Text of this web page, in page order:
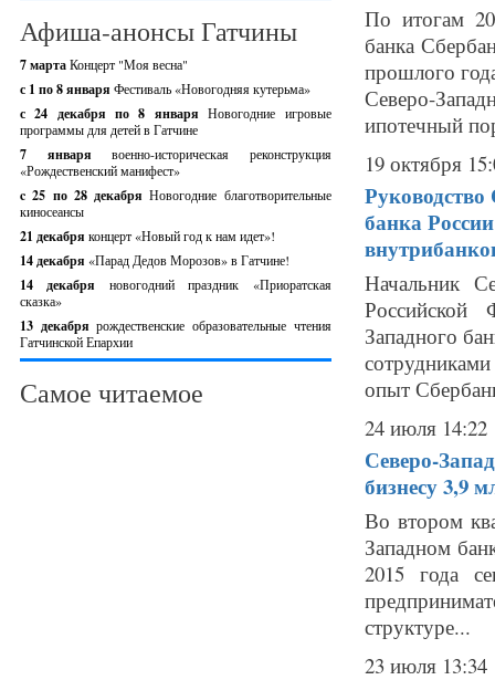
Афиша-анонсы Гатчины
7 мартаКонцерт "Моя весна"
с 1 по 8 января Фестиваль «Новогодняя кутерьма»
с 24 декабря по 8 январяНовогодние игровые
программы для детей в Гатчине
7 январявоенно-историческая реконструкция
«Рождественский манифест»
c 25 по 28 декабряНовогодние благотворительные
киносеансы
21 декабря концерт «Новый год к нам идет»!
14 декабря «Парад Дедов Морозов» в Гатчине!
14 декабря новогодний праздник «Приоратская
сказка»
13 декабрярождественские образовательные чтения
Гатчинской Епархии
Самое читаемое
По итогам
банка
прошлого
Северо-
ипотечный
19 октября
банка
Начальник
Российской
Западного
опыт
24 июля 14:22
Северо-
бизнесу 3,9
Во втором
Западном
2015 года
структуре...
23 июля 13:34